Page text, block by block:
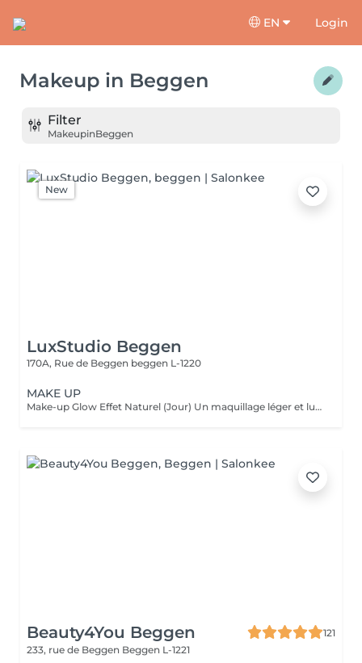
EN Login
Makeup in Beggen
Filter
MakeupinBeggen
New
LuxStudio Beggen
170A, Rue de Beggen beggen L-1220
MAKE UP
Make-up Glow Effet Naturel (Jour) Un maquillage léger et lumineux qui sublime votre beauté naturelle. Idéal pour la journée, rendez-vous professionnels ou shootings naturels. Teint unifié, regard réveillé, sans surcharge. Frais, discret et élégant. Make-up Glamour Événements & Soirées Un maquillage sophistiqué avec une tenue renforcée, parfait pour fêtes, mariages ou séances photo. Association d'un teint parfait, d'un regard travaillé et de corrections subtiles pour un effet wow qui reste naturel. Élégance, intensité et mise en valeur. Make-up Luxe Haute Définition & Longue Durée Un maquillage professionnel avec préparation complète de la peau, correction des volumes, camouflage des imperfections et mise en lumière des traits. Tenue extrême, idéal pour caméras HD, mariée, ou occasions exigeantes. Finition impeccable, résultat haut de gamme.
Beauty4You Beggen
121
233, rue de Beggen Beggen L-1221